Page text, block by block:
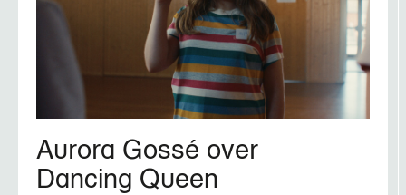
Aurora Gossé over
Dancing Queen